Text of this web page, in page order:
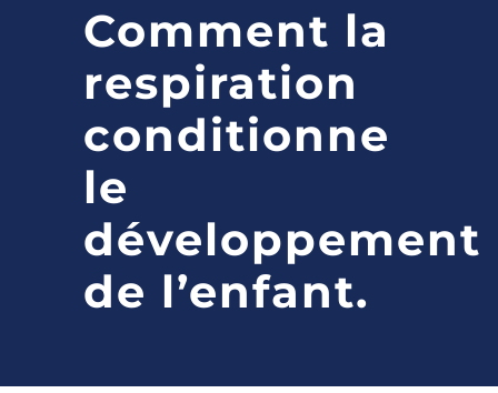
Comment la
respiration
conditionne
le
développement
de l’enfant.